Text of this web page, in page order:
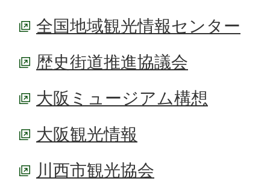
全国地域観光情報センター
歴史街道推進協議会
大阪ミュージアム構想
大阪観光情報
川西市観光協会